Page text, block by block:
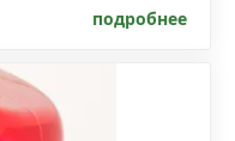
подробнее